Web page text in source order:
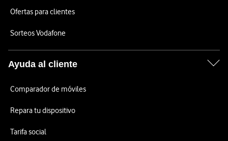
Ofertas para clientes
Sorteos Vodafone
Ayuda al cliente
Comparador de móviles
Repara tu dispositivo
Tarifa social